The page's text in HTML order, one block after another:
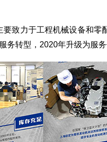
要致力于工程机械设备和
务转型，2020年升级为服